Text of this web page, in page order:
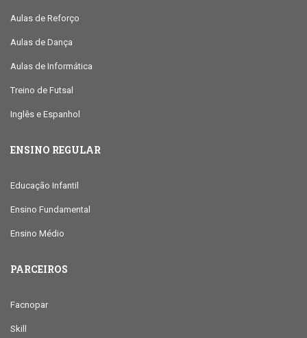
Aulas de Reforço
Aulas de Dança
Aulas de Informática
Treino de Futsal
Inglês e Espanhol
ENSINO REGULAR
Educação Infantil
Ensino Fundamental
Ensino Médio
PARCEIROS
Facnopar
Skill